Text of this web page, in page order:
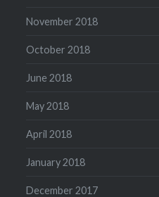
November 2018
October 2018
June 2018
May 2018
April 2018
January 2018
December 2017